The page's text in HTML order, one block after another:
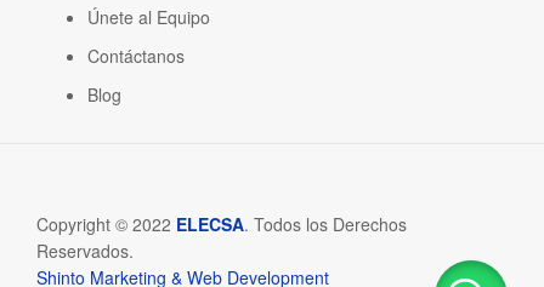
Únete al Equipo
Contáctanos
Blog
Copyright © 2022 ELECSA. Todos los Derechos
Reservados.
Shinto Marketing & Web Development